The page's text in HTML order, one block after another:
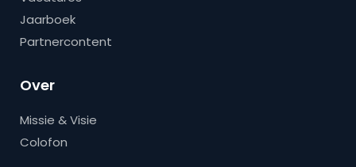
Jaarboek
Partnercontent
Over
Missie & Visie
Colofon